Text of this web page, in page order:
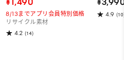
8/13までアプリ会員特別価格
リサイクル素材
4.2 (14)
ット）
4.9